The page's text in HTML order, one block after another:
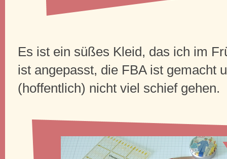
Es ist ein süßes Kleid, das ich im
ist angepasst, die FBA ist gemacht
(hoffentlich) nicht viel schief gehen.